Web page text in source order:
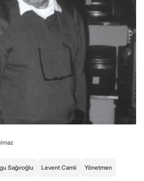
Sağıroğlu Levent Camii Yönetmen